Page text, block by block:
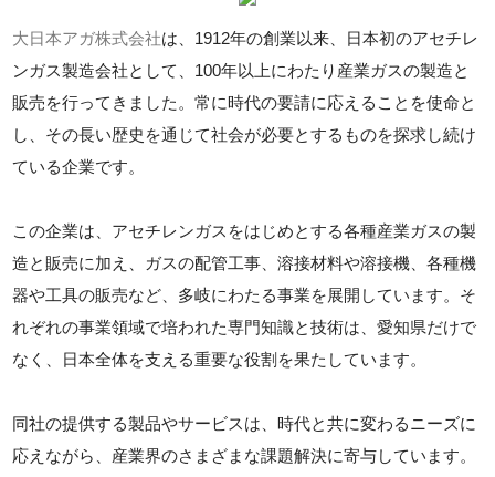
大日本アガ株式会社は、1912年の創業以来、日本初のアセチレ
ンガス製造会社として、100年以上にわたり産業ガスの製造と
販売を行ってきました。常に時代の要請に応えることを使命と
し、その長い歴史を通じて社会が必要とするものを探求し続け
ている企業です。
この企業は、アセチレンガスをはじめとする各種産業ガスの製
造と販売に加え、ガスの配管工事、溶接材料や溶接機、各種機
器や工具の販売など、多岐にわたる事業を展開しています。そ
れぞれの事業領域で培われた専門知識と技術は、愛知県だけで
なく、日本全体を支える重要な役割を果たしています。
同社の提供する製品やサービスは、時代と共に変わるニーズに
応えながら、産業界のさまざまな課題解決に寄与しています。